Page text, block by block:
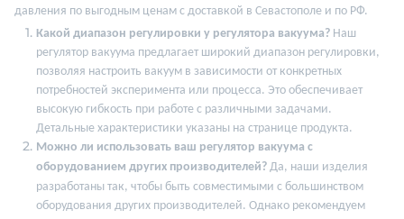
давления по выгодным ценам с доставкой в Севастополе и по РФ.
Какой диапазон регулировки у регулятора вакуума? Наш
регулятор вакуума предлагает широкий диапазон регулировки,
позволяя настроить вакуум в зависимости от конкретных
потребностей эксперимента или процесса. Это обеспечивает
высокую гибкость при работе с различными задачами.
Детальные характеристики указаны на странице продукта.
Можно ли использовать ваш регулятор вакуума с
оборудованием других производителей? Да, наши изделия
разработаны так, чтобы быть совместимыми с большинством
оборудования других производителей. Однако рекомендуем